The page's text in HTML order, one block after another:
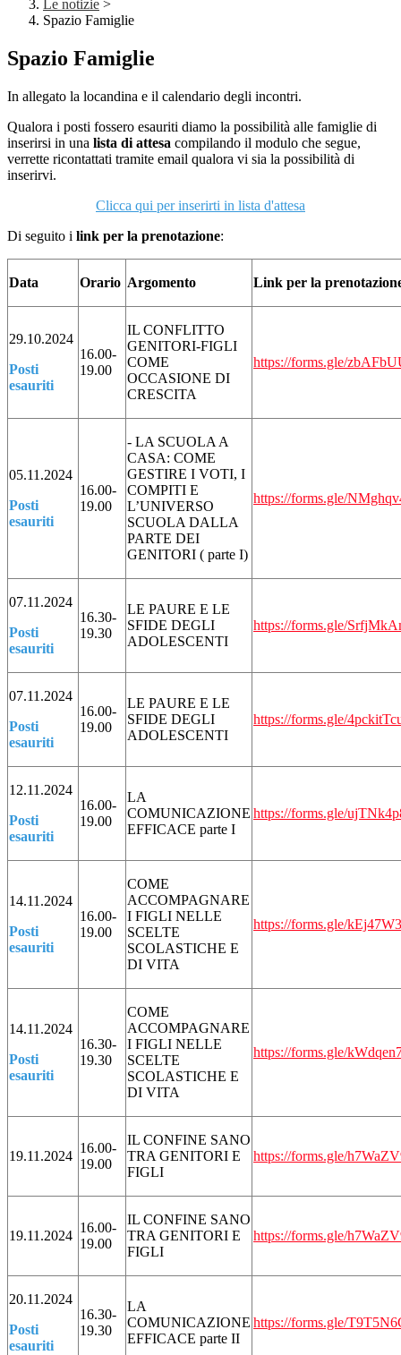
Le notizie >
Spazio Famiglie
Spazio Famiglie
In allegato la locandina e il calendario degli incontri.
Qualora i posti fossero esauriti diamo la possibilità alle famiglie di
inserirsi in una lista di attesa compilando il modulo che segue,
verrette ricontattati tramite email qualora vi sia la possibilità di
inserirvi.
Clicca qui per inserirti in lista d'attesa
Di seguito i link per la prenotazione:
Data Orario Argomento Link per la
29.10.2024
Posti
esauriti
16.00-
19.00
IL CONFLITTO
GENITORI-FIGLI
COME
OCCASIONE DI
CRESCITA
https://forms.gle/
05.11.2024
Posti
esauriti
16.00-
19.00
- LA SCUOLA A
CASA: COME
GESTIRE I VOTI, I
COMPITI E
L’UNIVERSO
SCUOLA DALLA
PARTE DEI
GENITORI ( parte I)
https://forms.gle/
07.11.2024
Posti
esauriti
16.30-
19.30
LE PAURE E LE
SFIDE DEGLI
ADOLESCENTI
https://forms.gle/
07.11.2024
Posti
esauriti
16.00-
19.00
LE PAURE E LE
SFIDE DEGLI
ADOLESCENTI
https://forms.gle/
12.11.2024
Posti
esauriti
16.00-
19.00
LA
COMUNICAZIONE
EFFICACE parte I
https://forms.gle/
14.11.2024
Posti
esauriti
16.00-
19.00
COME
ACCOMPAGNARE
I FIGLI NELLE
SCELTE
SCOLASTICHE E
DI VITA
https://forms.gle/
14.11.2024
Posti
esauriti
16.30-
19.30
COME
ACCOMPAGNARE
I FIGLI NELLE
SCELTE
SCOLASTICHE E
DI VITA
https://forms.gle/
19.11.2024
16.00-
19.00
IL CONFINE SANO
TRA GENITORI E
FIGLI
https://forms.gle/
19.11.2024
16.00-
19.00
IL CONFINE SANO
TRA GENITORI E
FIGLI
https://forms.gle/
20.11.2024
Posti
esauriti
16.30-
19.30
LA
COMUNICAZIONE
EFFICACE parte II
https://forms.gle/